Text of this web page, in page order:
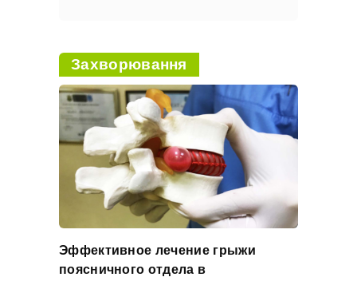
Захворювання
Эффективное лечение грыжи
поясничного отдела в